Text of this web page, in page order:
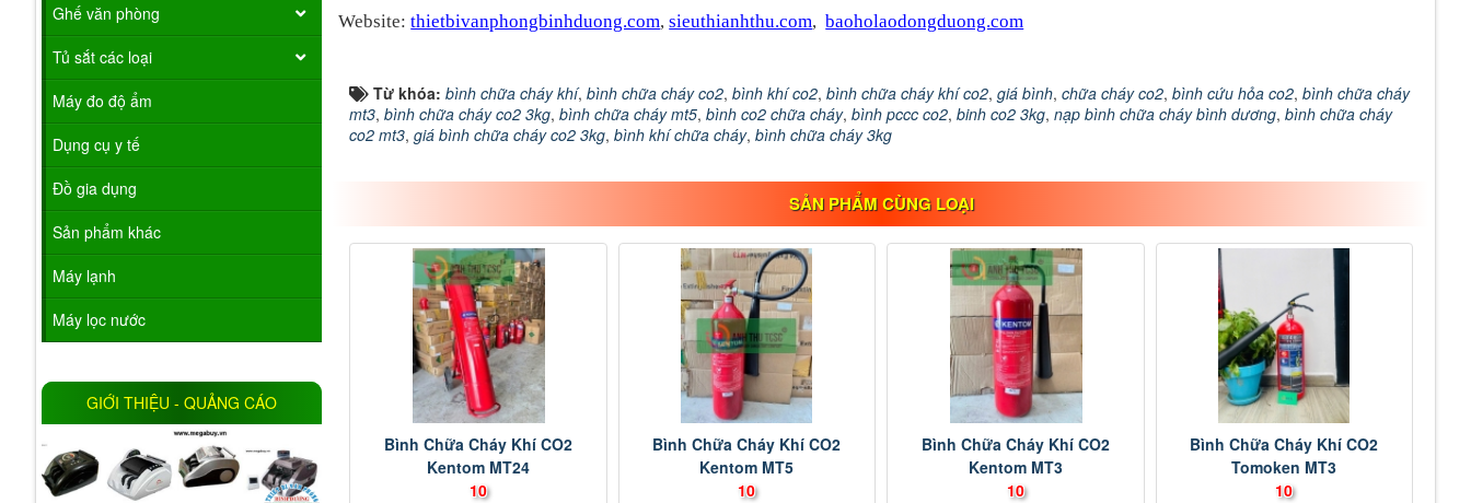
Website:thietbivanphongbinhduong.com,sieuthianhthu.com,baoholaodongduong.com
Từ khóa:bình chữa cháy khí,bình chữa cháy co2,bình khí co2,bình chữa cháy khí co2,giá bình,chữa cháy co2,bình cứu hỏa co2,bình chữa cháy
mt3,bình chữa cháy co2 3kg,bình chữa cháy mt5,bình co2 chữa cháy,bình pccc co2,binh co2 3kg,nạp bình chữa cháy bình dương,bình chữa cháy
co2 mt3,giá bình chữa cháy co2 3kg,bình khí chữa cháy,bình chữa cháy 3kg
SẢN PHẨM CÙNG LOẠI
Bình Chữa Cháy Khí CO2
Kentom MT24
10
Bình Chữa Cháy Khí CO2
Kentom MT5
10
Bình Chữa Cháy Khí CO2
Kentom MT3
10
Bình Chữa Cháy Khí CO2
Tomoken MT3
10
Ghế văn phòng
Tủ sắt các loại
Máy đo độ ẩm
Dụng cụ y tế
Đồ gia dụng
Sản phẩm khác
Máy lạnh
Máy lọc nước
GIỚI THIỆU - QUẢNG CÁO